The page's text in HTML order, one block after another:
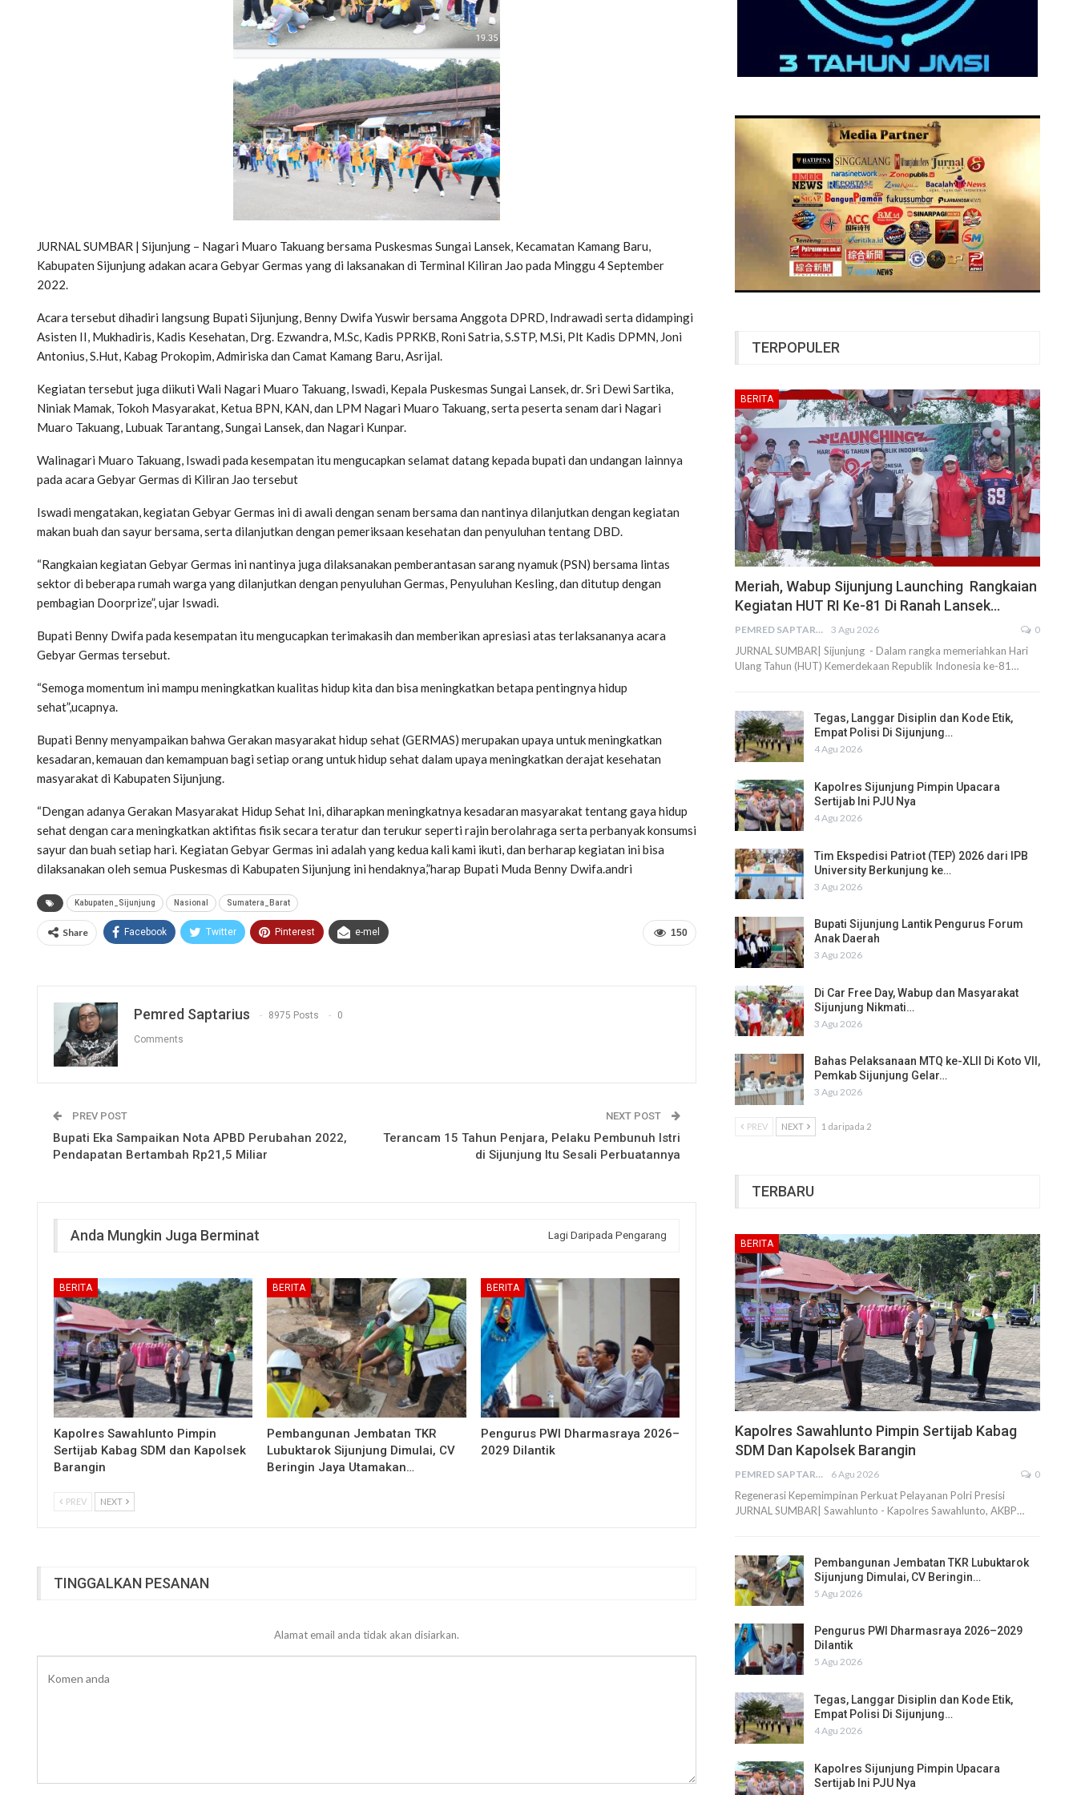
JURNAL SUMBAR | Sijunjung – Nagari Muaro Takuang bersama Puskesmas Sungai Lansek, Kecamatan Kamang Baru,
Kabupaten Sijunjung adakan acara Gebyar Germas yang di laksanakan di Terminal Kiliran Jao pada Minggu 4 September
2022.
Acara tersebut dihadiri langsung Bupati Sijunjung, Benny Dwifa Yuswir bersama Anggota DPRD, Indrawadi serta didampingi
Asisten II, Mukhadiris, Kadis Kesehatan, Drg. Ezwandra, M.Sc, Kadis PPRKB, Roni Satria, S.STP, M.Si, Plt Kadis DPMN, Joni
Antonius, S.Hut, Kabag Prokopim, Admiriska dan Camat Kamang Baru, Asrijal.
Kegiatan tersebut juga diikuti Wali Nagari Muaro Takuang, Iswadi, Kepala Puskesmas Sungai Lansek, dr. Sri Dewi Sartika,
Niniak Mamak, Tokoh Masyarakat, Ketua BPN, KAN, dan LPM Nagari Muaro Takuang, serta peserta senam dari Nagari
Muaro Takuang, Lubuak Tarantang, Sungai Lansek, dan Nagari Kunpar.
Walinagari Muaro Takuang, Iswadi pada kesempatan itu mengucapkan selamat datang kepada bupati dan undangan lainnya
pada acara Gebyar Germas di Kiliran Jao tersebut
Iswadi mengatakan, kegiatan Gebyar Germas ini di awali dengan senam bersama dan nantinya dilanjutkan dengan kegiatan
makan buah dan sayur bersama, serta dilanjutkan dengan pemeriksaan kesehatan dan penyuluhan tentang DBD.
“Rangkaian kegiatan Gebyar Germas ini nantinya juga dilaksanakan pemberantasan sarang nyamuk (PSN) bersama lintas
sektor di beberapa rumah warga yang dilanjutkan dengan penyuluhan Germas, Penyuluhan Kesling, dan ditutup dengan
pembagian Doorprize”, ujar Iswadi.
Bupati Benny Dwifa pada kesempatan itu mengucapkan terimakasih dan memberikan apresiasi atas terlaksananya acara
Gebyar Germas tersebut.
“Semoga momentum ini mampu meningkatkan kualitas hidup kita dan bisa meningkatkan betapa pentingnya hidup
sehat”,ucapnya.
Bupati Benny menyampaikan bahwa Gerakan masyarakat hidup sehat (GERMAS) merupakan upaya untuk meningkatkan
kesadaran, kemauan dan kemampuan bagi setiap orang untuk hidup sehat dalam upaya meningkatkan derajat kesehatan
masyarakat di Kabupaten Sijunjung.
“Dengan adanya Gerakan Masyarakat Hidup Sehat Ini, diharapkan meningkatnya kesadaran masyarakat tentang gaya hidup
sehat dengan cara meningkatkan aktifitas fisik secara teratur dan terukur seperti rajin berolahraga serta perbanyak konsumsi
sayur dan buah setiap hari. Kegiatan Gebyar Germas ini adalah yang kedua kali kami ikuti, dan berharap kegiatan ini bisa
dilaksanakan oleh semua Puskesmas di Kabupaten Sijunjung ini hendaknya,”harap Bupati Muda Benny Dwifa.andri
Kabupaten_Sijunjung Nasional Sumatera_Barat
150
Share Facebook Twitter Pinterest e-mel
Pemred Saptarius 8975 Posts 0
Comments
PREV POST
Bupati Eka Sampaikan Nota APBD Perubahan 2022,
Pendapatan Bertambah Rp21,5 Miliar
NEXT POST
Terancam 15 Tahun Penjara, Pelaku Pembunuh Istri
di Sijunjung Itu Sesali Perbuatannya
Anda Mungkin Juga Berminat Lagi Daripada Pengarang
BERITA
Kapolres Sawahlunto Pimpin
Sertijab Kabag SDM dan Kapolsek
Barangin
BERITA
Pembangunan Jembatan TKR
Lubuktarok Sijunjung Dimulai, CV
Beringin Jaya Utamakan…
BERITA
Pengurus PWI Dharmasraya 2026–
2029 Dilantik
PREV NEXT
TINGGALKAN PESANAN
Alamat email anda tidak akan disiarkan.
TERPOPULER
BERITA
Meriah, Wabup Sijunjung Launching Rangkaian
Kegiatan HUT RI Ke-81 Di Ranah Lansek…
PEMRED SAPTARIUS 3 Agu 2026 0
JURNAL SUMBAR| Sijunjung - Dalam rangka memeriahkan Hari
Ulang Tahun (HUT) Kemerdekaan Republik Indonesia ke-81…
Tegas, Langgar Disiplin dan Kode Etik,
Empat Polisi Di Sijunjung…
4 Agu 2026
Kapolres Sijunjung Pimpin Upacara
Sertijab Ini PJU Nya
4 Agu 2026
Tim Ekspedisi Patriot (TEP) 2026 dari IPB
University Berkunjung ke…
3 Agu 2026
Bupati Sijunjung Lantik Pengurus Forum
Anak Daerah
3 Agu 2026
Di Car Free Day, Wabup dan Masyarakat
Sijunjung Nikmati…
3 Agu 2026
Bahas Pelaksanaan MTQ ke-XLII Di Koto VII,
Pemkab Sijunjung Gelar…
3 Agu 2026
PREV NEXT 1 daripada 2
TERBARU
BERITA
Kapolres Sawahlunto Pimpin Sertijab Kabag
SDM Dan Kapolsek Barangin
PEMRED SAPTARIUS 6 Agu 2026 0
Regenerasi Kepemimpinan Perkuat Pelayanan Polri Presisi
JURNAL SUMBAR| Sawahlunto - Kapolres Sawahlunto, AKBP…
Pembangunan Jembatan TKR Lubuktarok
Sijunjung Dimulai, CV Beringin…
5 Agu 2026
Pengurus PWI Dharmasraya 2026–2029
Dilantik
5 Agu 2026
Tegas, Langgar Disiplin dan Kode Etik,
Empat Polisi Di Sijunjung…
4 Agu 2026
Kapolres Sijunjung Pimpin Upacara
Sertijab Ini PJU Nya